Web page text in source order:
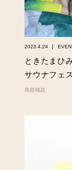
2023.4.24
ときたまひ
サウナフェ
馬部桃花